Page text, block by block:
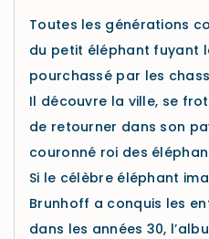
Toutes les générations
du petit éléphant fuyant
pourchassé par les
Il découvre la ville, se
de retourner dans son
couronné roi des
Si le célèbre éléphant
Brunhoff a conquis les
dans les années 30,